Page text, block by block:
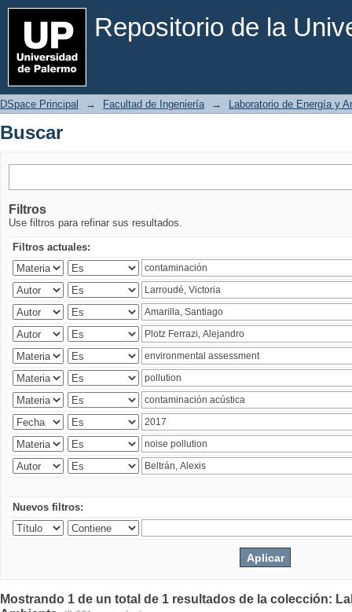
Repositorio de la
Buscar
DSpace Principal → Facultad de Ingeniería → Laboratorio de Energía y
Buscar
Filtros
Use filtros para refinar sus resultados.
Filtros actuales:
Nuevos filtros:
Mostrando 1 de un total de 1 resultados de la colección: